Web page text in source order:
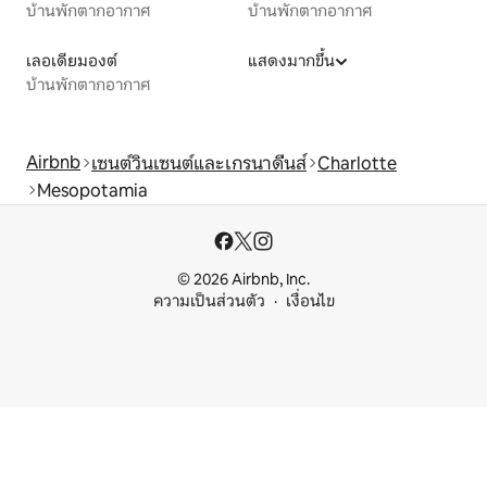
บ้านพักตากอากาศ
บ้านพักตากอากาศ
เลอเดียมองต์
บ้านพักตากอากาศ
แสดงมากขึ้น
Airbnb เซนต์วินเซนต์และเกรนาดีนส์ Charlotte
Mesopotamia
© 2026 Airbnb, Inc.
ความเป็นส่วนตัว
เงื่อนไข